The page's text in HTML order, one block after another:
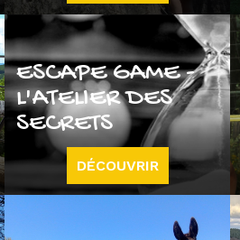
ESCAPE GAME -
L'ATELIER DES
SECRETS
DÉCOUVRIR